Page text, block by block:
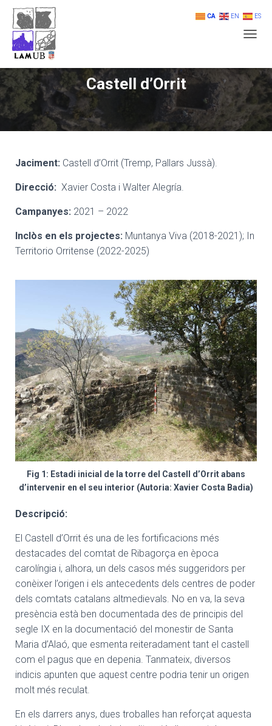
G
L
N
Castell d’Orrit
Jaciment: Castell d’Orrit (Tremp, Pallars Jussà).
Direcció: Xavier Costa i Walter Alegría.
Campanyes: 2021 – 2022
Inclòs en els projectes: Muntanya Viva (2018-2021); In
Territorio Orritense (2022-2025)
Fig 1: Estadi inicial de la torre del Castell d’Orrit abans
d’intervenir en el seu interior (Autoria: Xavier Costa Badia)
Descripció:
El Castell d’Orrit és una de les fortificacions més
destacades del comtat de Ribagorça en època
carolíngia i, alhora, un dels casos més suggeridors per
conèixer l’origen i els antecedents dels centres de poder
dels comtats catalans altmedievals. No en va, la seva
presència està ben documentada des de principis del
segle IX en la documentació del monestir de Santa
Maria d’Alaó, que esmenta reiteradament tant el castell
com el pagus que en depenia. Tanmateix, diversos
indicis apunten que aquest centre podria tenir un origen
molt més reculat.
En els darrers anys, dues troballes han reforçat aquesta
CA EN ES